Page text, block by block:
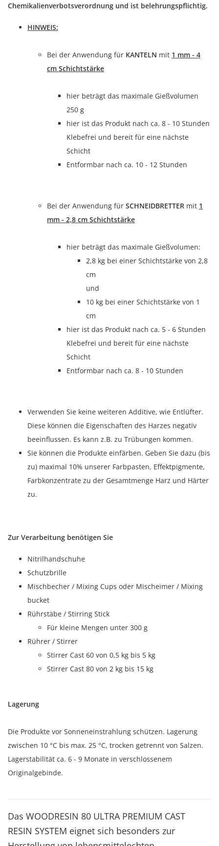
Chemikalienverbotsverordnung und ist belehrungspflichtig.
HINWEIS:
Bei der Anwendung für KANTELN mit 1 mm - 4
cm Schichtstärke
hier beträgt das maximale Gießvolumen
250 g
hier ist das Produkt nach ca. 8 - 10 Stunden
Klebefrei und bereit für eine nächste
Schicht
Entformbar nach ca. 10 - 12 Stunden
Bei der Anwendung für SCHNEIDBRETTER mit 1
mm - 2,8 cm Schichtstärke
hier beträgt das maximale Gießvolumen:
2,8 kg bei einer Schichtstärke von 2,8
cm
und
10 kg bei einer Schichtstärke von 1
cm
hier ist das Produkt nach ca. 5 - 6 Stunden
Klebefrei und bereit für eine nächste
Schicht
Entformbar nach ca. 8 - 10 Stunden
Verwenden Sie keine weiteren Additive, wie Entlüfter.
Diese können die Eigenschaften des Harzes negativ
beeinflussen. Es kann z.B. zu Trübungen kommen.
Sie können die Produkte einfärben. Geben Sie dazu (bis
zu) maximal 10% unserer Farbpasten, Effektpigmente,
Farbkonzentrate zu der Gesamtmenge Harz und Härter
zu.
Zur Verarbeitung benötigen Sie
Nitrilhandschuhe
Schutzbrille
Mischbecher / Mixing Cups oder Mischeimer / Mixing
bucket
Rührstäbe / Stirring Stick
Für kleine Mengen unter 300 g
Rührer / Stirrer
Stirrer Cast 60 von 0,5 kg bis 5 kg
Stirrer Cast 80 von 2 kg bis 15 kg
Lagerung
Die Produkte vor Sonneneinstrahlung schützen. Lagerung
zwischen 10 °C bis max. 25 °C, trocken getrennt von Salzen.
Lagerstabilität ca. 6 - 9 Monate in verschlossenem
Originalgebinde.
Das WOODRESIN 80 ULTRA PREMIUM CAST
RESIN SYSTEM eignet sich besonders zur